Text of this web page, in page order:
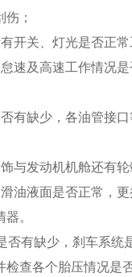
；
开关、灯光是否正常
速及高速工作情况
有缺少，各油管接
与发动机机舱还有轮
油液面是否正常，
。
否有缺少，刹车系统
查各个胎压情况是